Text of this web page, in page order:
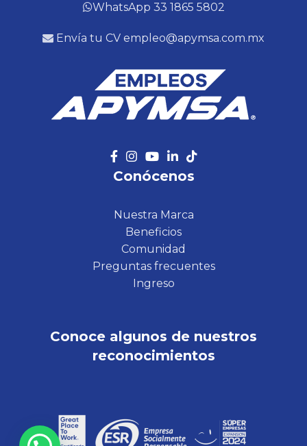
WhatsApp 33 1865 5802
Envía tu CV empleo@apymsa.com.mx
Conócenos
Nuestra Marca
Beneficios
Comunidad
Preguntas frecuentes
Ingreso
Conoce algunos de nuestros
reconocimientos